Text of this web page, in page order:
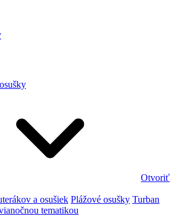
Otvoriť
a osušiek Plážové osušky Turban
tematikou